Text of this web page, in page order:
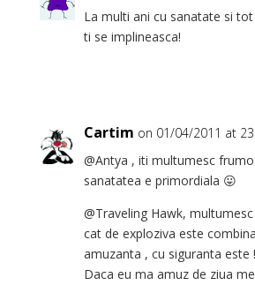
La multi ani cu sanatate si
ti se implineasca!
Cartim on 01/04/2011 at
@Antya , iti multumesc
sanatatea e primordiala 😛
@Traveling Hawk,
cat de exploziva este
amuzanta , cu siguranta este
Daca eu ma amuz de ziua